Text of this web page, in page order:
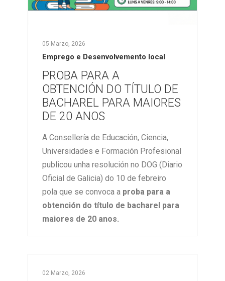
05 Marzo, 2026
Emprego e Desenvolvemento local
PROBA PARA A
OBTENCIÓN DO TÍTULO DE
BACHAREL PARA MAIORES
DE 20 ANOS
A Consellería de Educación, Ciencia,
Universidades e Formación Profesional
publicou unha resolución no DOG (Diario
Oficial de Galicia) do 10 de febreiro
pola que se convoca a proba para a
obtención do título de bacharel para
maiores de 20 anos.
02 Marzo, 2026